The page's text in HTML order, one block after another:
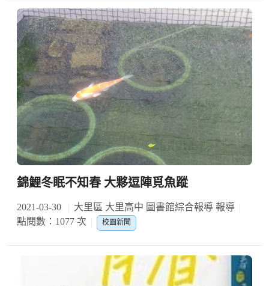
錦鯉冬眠不知春 大夥逗陣覓魚蹤
2021-03-30
大里區 大里高中 圖書館綜合報導 報導
點閱數：1077 次
校園新聞